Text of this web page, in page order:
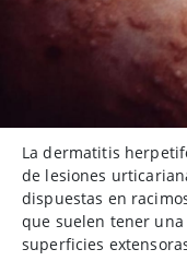
La dermatitis
de lesiones
dispuestas en
que suelen tener
superficies